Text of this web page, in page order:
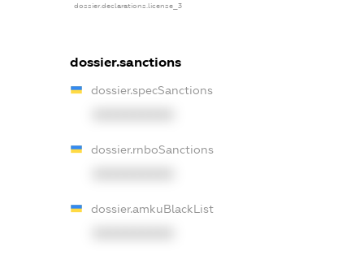
dossier.declarations.license_3
dossier.sanctions
dossier.specSanctions
dossier.rnboSanctions
dossier.amkuBlackList